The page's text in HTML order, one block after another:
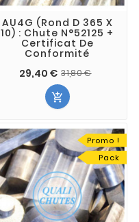
AU4G (Rond D 365 X
10) : Chute N°52125 +
Certificat De
Conformité
29,40 € 31,80 €

Promo !
Pack